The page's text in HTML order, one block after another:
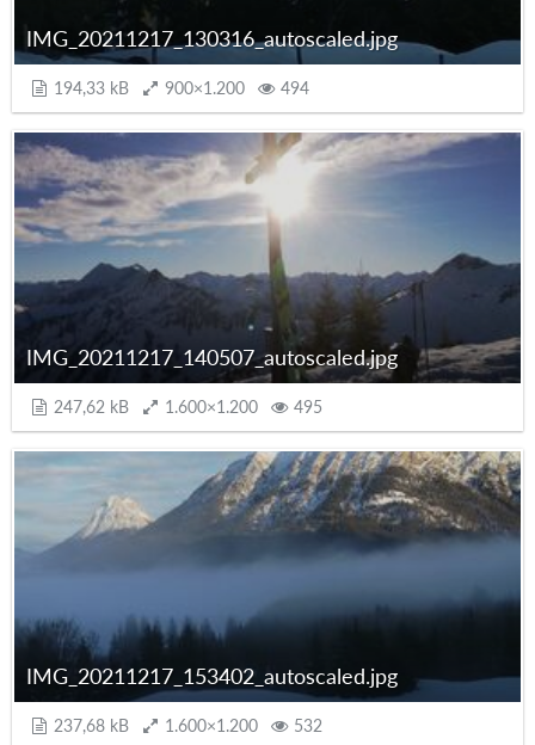
IMG_20211217_130316_autoscaled.jpg
194,33 kB 900×1.200 494
IMG_20211217_140507_autoscaled.jpg
247,62 kB 1.600×1.200 495
IMG_20211217_153402_autoscaled.jpg
237,68 kB 1.600×1.200 532